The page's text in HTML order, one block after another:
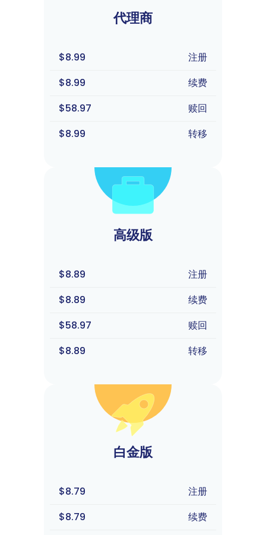
代理商
$8.99
注册
$8.99
续费
$58.97
赎回
$8.99
转移
高级版
$8.89
注册
$8.89
续费
$58.97
赎回
$8.89
转移
白金版
$8.79
注册
$8.79
续费